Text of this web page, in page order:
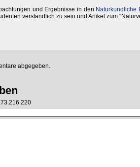
und Ergebnisse in den Naturkundliche
verständlich zu sein und Artikel zum
abgegeben.